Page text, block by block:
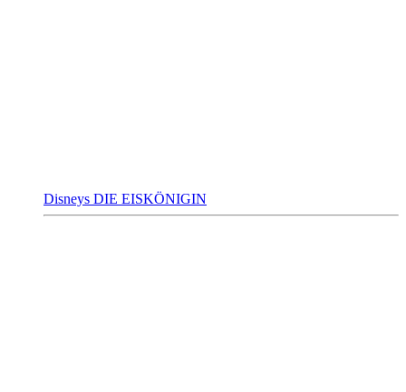
Disneys DIE EISKÖNIGIN